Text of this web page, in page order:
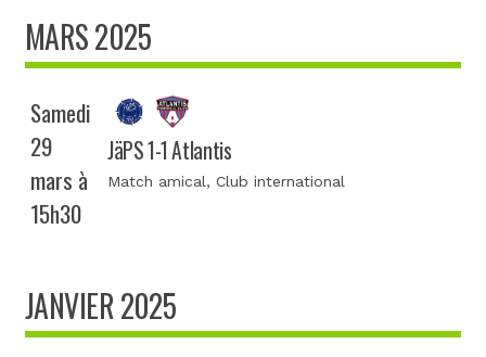
MARS 2025
Samedi
29
mars à
15h30
JäPS 1-1 Atlantis
Match amical, Club international
JANVIER 2025